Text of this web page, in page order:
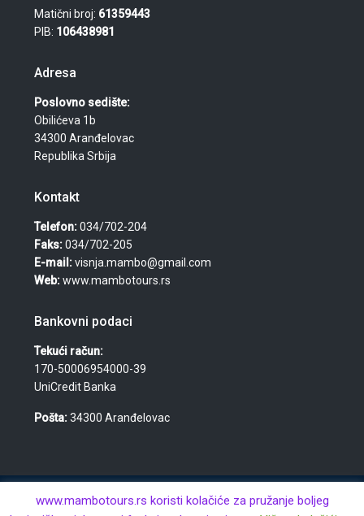
Matični broj: 61359443
PIB: 106438981
Adresa
Poslovno sedište:
Obilićeva 1b
34300 Aranđelovac
Republika Srbija
Kontakt
Telefon:034/702-204
Faks:034/702-205
E-mail:visnja.mambo@gmail.com
Web:www.mambotours.rs
Bankovni podaci
Tekući račun:
170-50006954000-39
UniCredit Banka
Pošta:34300 Aranđelovac
Tours" — Višnja Đurić PR · Aranđelovac · MB: 61359443 · PIB:
www.mambotours.rs koristi kolačiće za pružanje boljeg